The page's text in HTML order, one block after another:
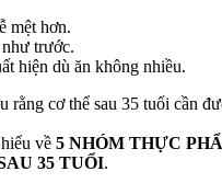
mệt hơn.
trước.
hiện dù ăn không nhiều.
rằng cơ thể sau 35 tuổi cần
về 5 NHÓM THỰC
35 TUỔI.